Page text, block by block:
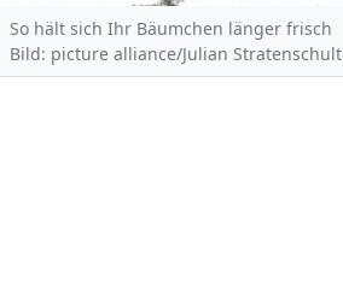
So hält sich Ihr Bäumchen länger frisch
Bild: picture alliance/Julian